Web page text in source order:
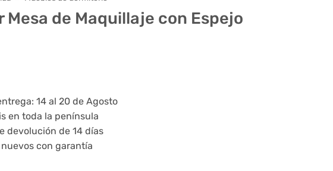
Mesa de Maquillaje con Espejo
14 al 20 de Agosto
en toda la península
devolución de 14 días
con garantía